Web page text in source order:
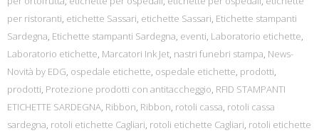
per ristoranti, etichette Sassari, etichette Sassari, Etichette stampanti
Sardegna, Etichette stampanti Sardegna, eventi, Laboratorio etichette,
Laboratorio etichette, Marcatori Ink Jet, nastri funebri stampa, News-
Novità by EDG, ospedale etichette, ospedale etichette, prodotti,
prodotti, Protezione prodotti con antitaccheggio, RFID STAMPANTI
ETICHETTE SARDEGNA, Ribbon, Ribbon, rotoli cassa, rotoli cassa
sardegna, rotoli etichette Cagliari, rotoli etichette Cagliari, rotoli etichette